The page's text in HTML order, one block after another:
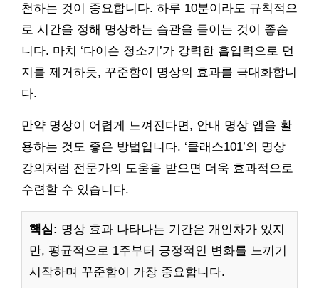
천하는 것이 중요합니다. 하루 10분이라도 규칙적으
로 시간을 정해 명상하는 습관을 들이는 것이 좋습
니다. 마치 ‘다이슨 청소기’가 강력한 흡입력으로 먼
지를 제거하듯, 꾸준함이 명상의 효과를 극대화합니
다.
만약 명상이 어렵게 느껴진다면, 안내 명상 앱을 활
용하는 것도 좋은 방법입니다. ‘클래스101’의 명상
강의처럼 전문가의 도움을 받으면 더욱 효과적으로
수련할 수 있습니다.
핵심: 명상 효과 나타나는 기간은 개인차가 있지
만, 평균적으로 1주부터 긍정적인 변화를 느끼기
시작하며 꾸준함이 가장 중요합니다.